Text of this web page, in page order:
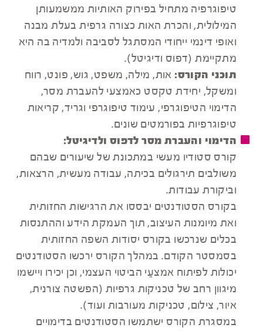
טיפוגרפיה מתחיל בפירוק האותיות ממשמעותן
המילולית, והכרת האות כצורה גרפית בעלת מבנה
ואופי דינמי ייחודי המסתגל לסביבה ולמדיה בה היא
מתקיימת (דפוס ודיגיטל).
תוכני הקורס: אות, מילה, משפט, גוש, פונט, רווח
ומשקל, יחידת טקסט כאמצעי להעברת מסר,
הדימוי הטיפוגרפי, עימוד טיפוגרפי וגריד, קריאות
טיפוגרפיות בפורמטים שונים.
הדימוי והעברת מסר לדפוס ולדיגיטל:
קורס סטודיו מעשי במתכונת של שיעורים שבהם
משולבים תירגולים בכיתה, עבודה מעשית, הרצאות,
וביקורת עבודות.
בקורס הסטודנטים יבססו את הרגישות החזותית
ואת מיומנות העיצוב, תוך העמקת הידע וההתנסות
בכלים שנרכשו בקורס יסודות השפה החזותית
בסמסטר הקודם. במהלך הקורס ירכשו הסטודנטים
יכולות לפיתוח אמצעֵי הביטוי העצמי, וכן יכירו ויישמו
מיגוון רחב של טכניקות גרפיות (הפשטה צורנית,
איור, צילום, טכניקות מעורבות ועוד).
במסגרת הקורס ישתמשו הסטודנטים בדימויים